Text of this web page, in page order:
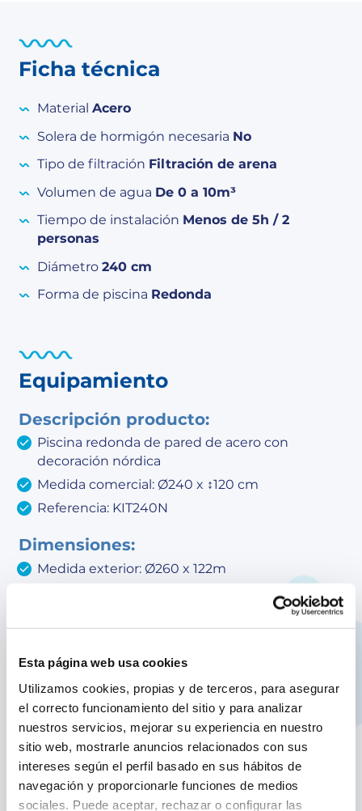
Esta página web usa cookies
Utilizamos cookies, propias y de terceros, para asegurar
el correcto funcionamiento del sitio y para analizar
nuestros servicios, mejorar su experiencia en nuestro
sitio web, mostrarle anuncios relacionados con sus
intereses según el perfil basado en sus hábitos de
navegación y proporcionarle funciones de medios
sociales. Puede aceptar, rechazar o configurar las
Ficha técnica
MaterialAcero
Solera de hormigón necesaria No
Tipo de filtración Filtración de arena
Volumen de agua De 0 a 10m³
Tiempo de instalación Menos de 5h / 2
personas
Diámetro240 cm
Forma de piscina Redonda
Equipamiento
Descripción producto:
Piscina redonda de pared de acero con
decoración nórdica
Medida comercial: Ø240 x ↕120 cm
Referencia: KIT240N
Dimensiones:
Medida exterior: Ø260 x 122m
espesor del liner: 30/100
Depuradora de arena con un caudal de 4 m³/h.
Incluye la arena sílex (±20 kg). Nuestros filtros
están conformes a la norma Europea
Escalera de seguridad tipo tijera de 2x3
peldaños. Permite desmontar los peldaños de